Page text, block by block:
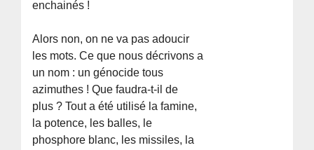
enchainés !
Alors non, on ne va pas adoucir
les mots. Ce que nous décrivons a
un nom : un génocide tous
azimuthes ! Que faudra-t-il de
plus ? Tout a été utilisé la famine,
la potence, les balles, le
phosphore blanc, les missiles, la